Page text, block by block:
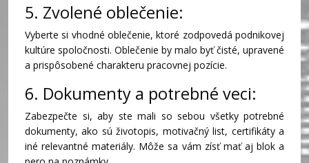
5. Zvolené oblečenie:
Vyberte si vhodné oblečenie, ktoré zodpovedá podnikovej
kultúre spoločnosti. Oblečenie by malo byť čisté, upravené
a prispôsobené charakteru pracovnej pozície.
6. Dokumenty a potrebné veci:
Zabezpečte si, aby ste mali so sebou všetky potrebné
dokumenty, ako sú životopis, motivačný list, certifikáty a
iné relevantné materiály. Môže sa vám zísť mať aj blok a